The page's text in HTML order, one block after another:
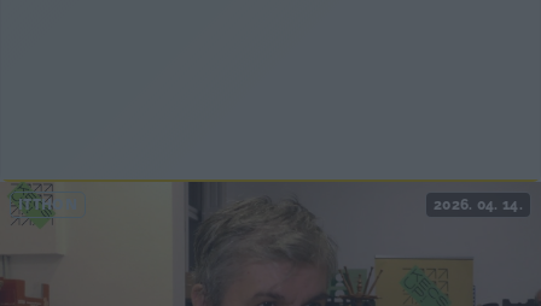
ITTHON 2026. 04. 14.